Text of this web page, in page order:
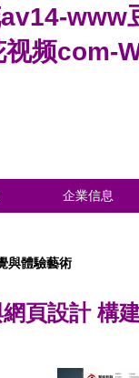
频com-
企業信息
與體驗藝術
頁設計 構